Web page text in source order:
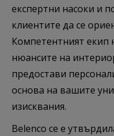
експертни насоки и
клиентите да се
Компетентният екип
нюансите на
предостави
основа на вашите
изисквания.
Belenco се е